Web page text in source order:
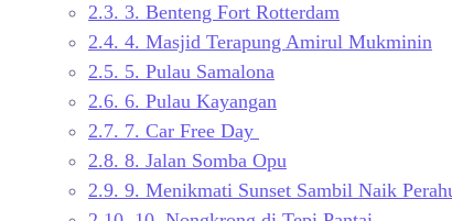
2.3. 3. Benteng Fort Rotterdam
2.4. 4. Masjid Terapung Amirul Mukminin
2.5. 5. Pulau Samalona
2.6. 6. Pulau Kayangan
2.7. 7. Car Free Day
2.8. 8. Jalan Somba Opu
2.9. 9. Menikmati Sunset Sambil Naik